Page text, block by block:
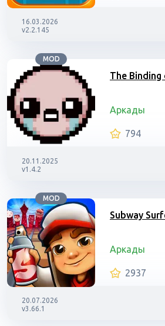
16.03.2026
v2.2.145
MOD
The Binding
Аркады
794
20.11.2025
v1.4.2
MOD
Subway
Аркады
2937
20.07.2026
v3.66.1